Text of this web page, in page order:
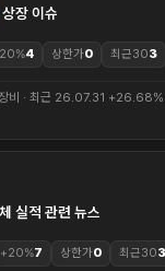
상장 이슈
4 상한가0 최근303
비 · 최근 26.07.31 +26.68%
실적 관련 뉴스
+20%7 상한가0 최근303